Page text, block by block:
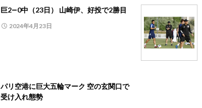
巨2―0中（23日） 山崎伊、好投で2勝目
2024年4月23日
パリ空港に巨大五輪マーク 空の玄関口で
受け入れ態勢